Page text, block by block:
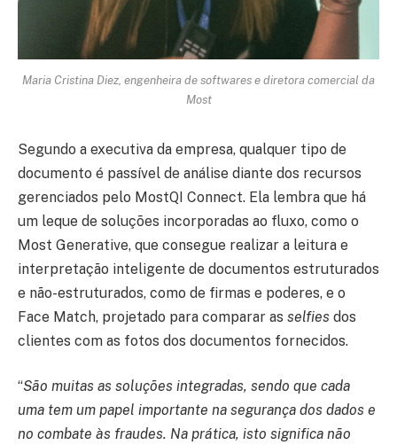
Maria Cristina Diez, engenheira de softwares e diretora comercial da
Most
Segundo a executiva da empresa, qualquer tipo de
documento é passível de análise diante dos recursos
gerenciados pelo MostQI Connect. Ela lembra que há
um leque de soluções incorporadas ao fluxo, como o
Most Generative, que consegue realizar a leitura e
interpretação inteligente de documentos estruturados
e não-estruturados, como de firmas e poderes, e o
Face Match, projetado para comparar as selfies dos
clientes com as fotos dos documentos fornecidos.
“São muitas as soluções integradas, sendo que cada
uma tem um papel importante na segurança dos dados e
no combate às fraudes. Na prática, isto significa não